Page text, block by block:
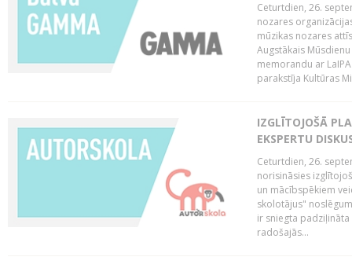
Ceturtdien, 26.
nozares
mūzikas nozares
Augstākais
memorandu ar
parakstīja Kultūras
IZGLĪTOJOŠĀ
EKSPERTU
Ceturtdien, 26.
norisināsies
un mācībspēkiem
skolotājus"
ir sniegta
radošajās...